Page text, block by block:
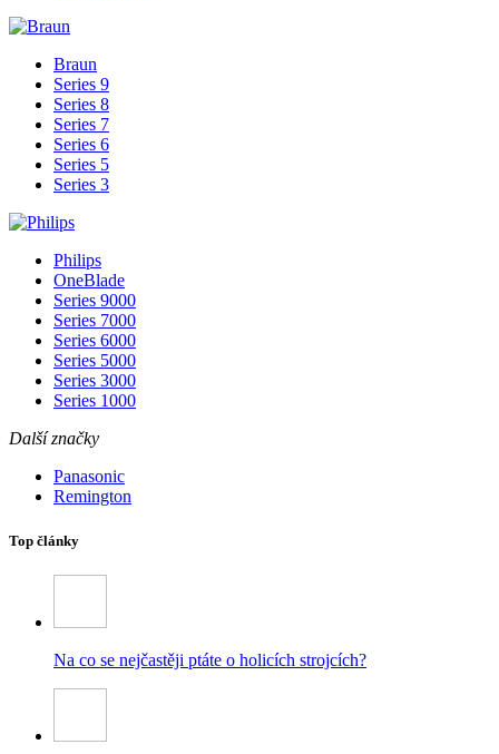
Braun
Series 9
Series 8
Series 7
Series 6
Series 5
Series 3
Philips
OneBlade
Series 9000
Series 7000
Series 6000
Series 5000
Series 3000
Series 1000
Další značky
Panasonic
Remington
Top články
Na co se nejčastěji ptáte o holicích strojcích?